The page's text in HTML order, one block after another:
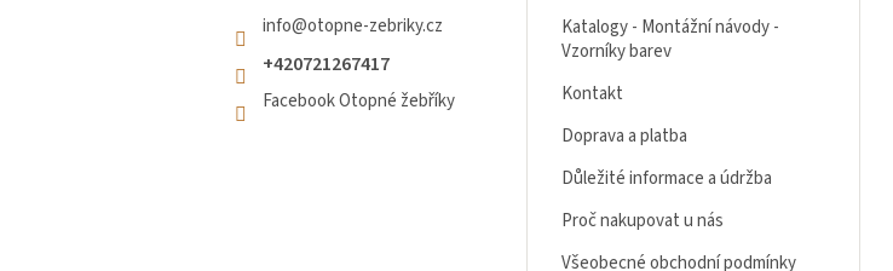
info@otopne-zebriky.cz
+420721267417
Facebook Otopné žebříky
Katalogy - Montážní návody -
Vzorníky barev
Kontakt
Doprava a platba
Důležité informace a údržba
Proč nakupovat u nás
Všeobecné obchodní podmínky